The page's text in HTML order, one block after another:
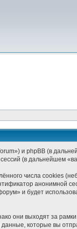
и phpBB (в
сессий (в дальнейшем
числа cookies
анонимной
и будет
они выходят за рамки
которые вы